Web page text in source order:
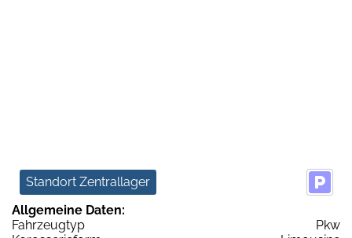
Standort Zentrallager
Allgemeine Daten:
Fahrzeugtyp
Pkw